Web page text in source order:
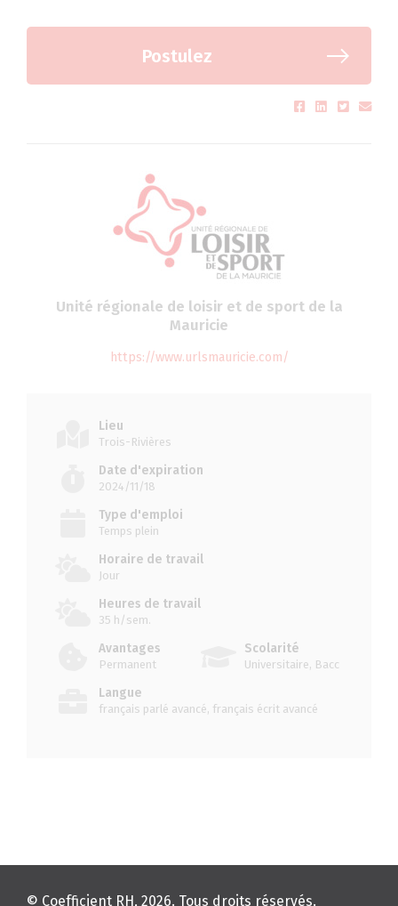
Postulez
Unité régionale de loisir et de sport de la
Mauricie
https://www.urlsmauricie.com/
Lieu
Trois-Rivières
Date d'expiration
2024/11/18
Type d'emploi
Temps plein
Horaire de travail
Jour
Heures de travail
35 h/sem.
Avantages
Permanent
Scolarité
Universitaire, Bacc
Langue
français parlé avancé, français écrit avancé
© Coefficient RH, 2026. Tous droits réservés.